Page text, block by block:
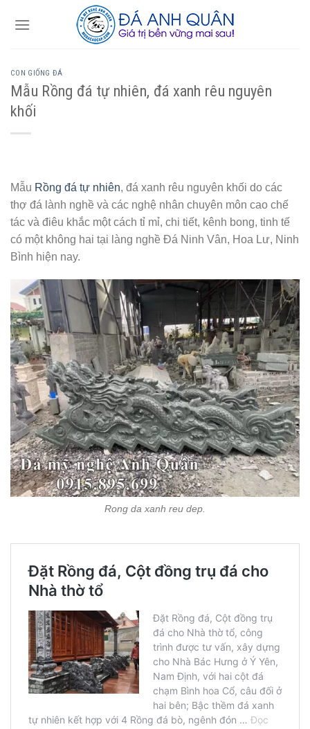
CON GIỐNG ĐÁ
Mẫu Rồng đá tự nhiên, đá xanh rêu nguyên
khối
Mẫu Rồng đá tự nhiên, đá xanh rêu nguyên khối do các
thợ đá lành nghề và các nghệ nhân chuyên môn cao chế
tác và điêu khắc một cách tỉ mỉ, chi tiết, kênh bong, tinh tế
có một không hai tại làng nghề Đá Ninh Vân, Hoa Lư, Ninh
Bình hiện nay.
Rong da xanh reu dep.